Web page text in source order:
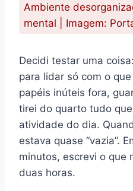
Ambiente
mental | Imagem:
Decidi testar uma
para lidar só com o
papéis inúteis fora,
tirei do quarto tudo
atividade do dia.
estava quase “vazia”.
minutos, escrevi o que
duas horas.